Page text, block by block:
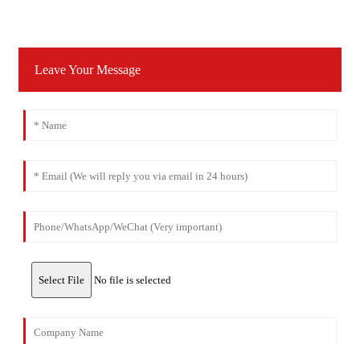
Leave Your Message
Select File No file is selected